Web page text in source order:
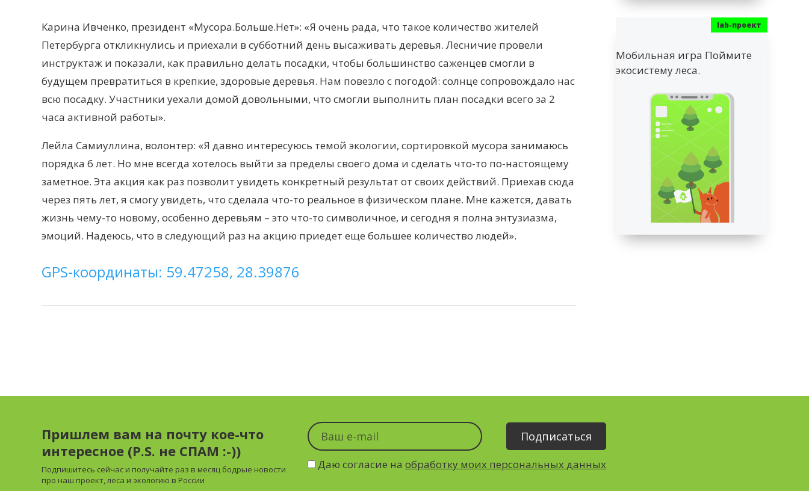
Карина Ивченко, президент «Мусора.Больше.Нет»: «Я очень рада, что такое количество жителей
Петербурга откликнулись и приехали в субботний день высаживать деревья. Лесничие провели
инструктаж и показали, как правильно делать посадки, чтобы большинство саженцев смогли в
будущем превратиться в крепкие, здоровые деревья. Нам повезло с погодой: солнце сопровождало нас
всю посадку. Участники уехали домой довольными, что смогли выполнить план посадки всего за 2
часа активной работы».
Лейла Самиуллина, волонтер: «Я давно интересуюсь темой экологии, сортировкой мусора занимаюсь
порядка 6 лет. Но мне всегда хотелось выйти за пределы своего дома и сделать что-то по-настоящему
заметное. Эта акция как раз позволит увидеть конкретный результат от своих действий. Приехав сюда
через пять лет, я смогу увидеть, что сделала что-то реальное в физическом плане. Мне кажется, давать
жизнь чему-то новому, особенно деревьям – это что-то символичное, и сегодня я полна энтузиазма,
эмоций. Надеюсь, что в следующий раз на акцию приедет еще большее количество людей».
GPS-координаты: 59.47258, 28.39876
Мобильная игра Поймите
экосистему леса.
Пришлем вам на почту кое-что
интересное (P.S. не СПАМ :-))
Подпишитесь сейчас и получайте раз в месяц бодрые новости
про наш проект, леса и экологию в России
Даю согласие наобработку моих персональных данных